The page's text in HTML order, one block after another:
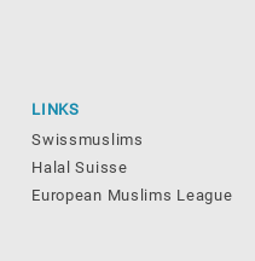
LINKS
Swissmuslims
Halal Suisse
European Muslims League